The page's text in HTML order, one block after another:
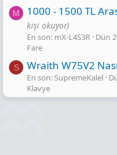
M 1000 - 1500 TL
kişi okuyor)
En son: mX-L4S3R Dün
Fare
S Wraith W75V2
En son: SupremeKalel
Klavye